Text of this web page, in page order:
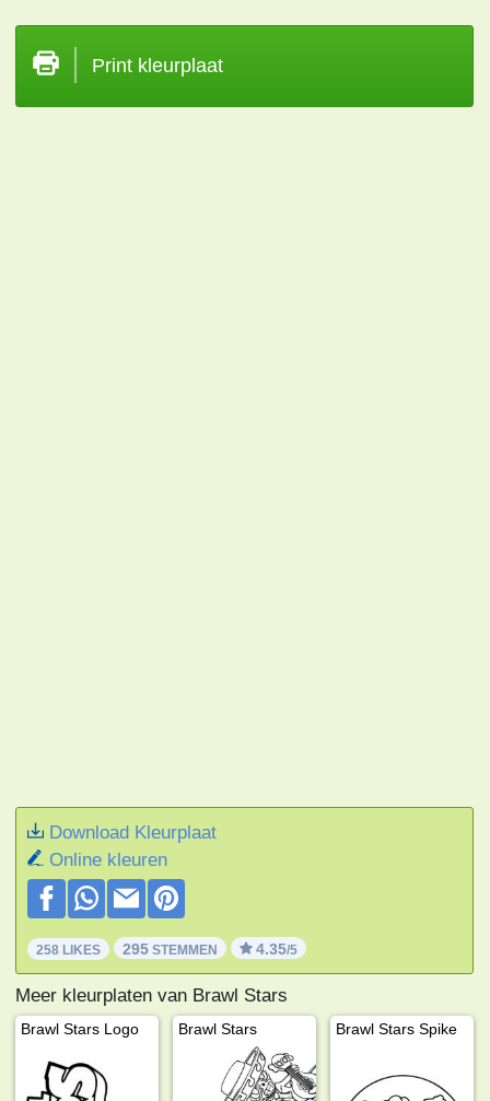
Print kleurplaat
Download Kleurplaat
Online kleuren
258 LIKES 295 STEMMEN 4.35/5
Meer kleurplaten van Brawl Stars
Brawl Stars Logo Brawl Stars Brawl Stars Spike